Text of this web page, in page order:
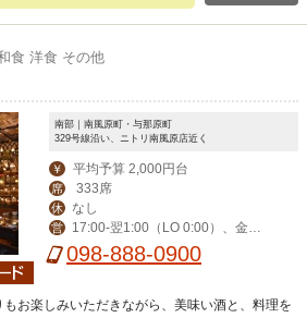
食 洋食 その他
南部｜南風原町・与那原町
329号線沿い、ニトリ南風原店近く
￥ 平均予算 2,000円台
席 333席
休 なし
営
17:00-翌1:00（LO 0:00）、金土
祝前17:00-翌2:00（LO 翌1:00）
098-888-0900
お楽しみいただきながら、美味い酒と、料理を